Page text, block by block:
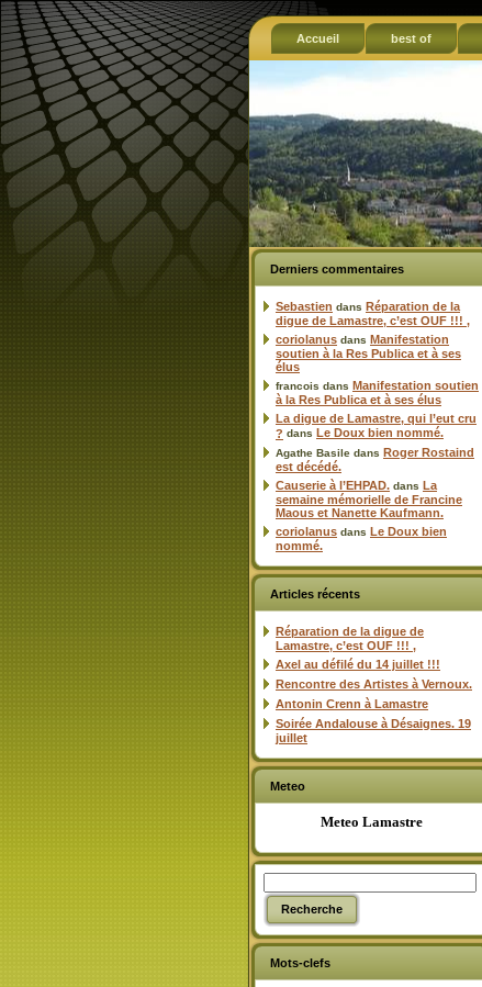
Accueil best of
Derniers commentaires
Sebastien dans Réparation de la
digue de Lamastre, c’est OUF !!! ,
coriolanus dans Manifestation
soutien à la Res Publica et à ses
élus
francois dans Manifestation soutien
à la Res Publica et à ses élus
La digue de Lamastre, qui l’eut cru
? dans Le Doux bien nommé.
Agathe Basile dans Roger Rostaind
est décédé.
Causerie à l’EHPAD. dans La
semaine mémorielle de Francine
Maous et Nanette Kaufmann.
coriolanus dans Le Doux bien
nommé.
Articles récents
Réparation de la digue de
Lamastre, c’est OUF !!! ,
Axel au défilé du 14 juillet !!!
Rencontre des Artistes à Vernoux.
Antonin Crenn à Lamastre
Soirée Andalouse à Désaignes. 19
juillet
Meteo
Meteo Lamastre
Mots-clefs